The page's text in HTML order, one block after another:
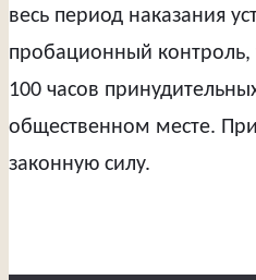
весь период наказания
пробационный
100 часов
общественном месте.
законную силу.